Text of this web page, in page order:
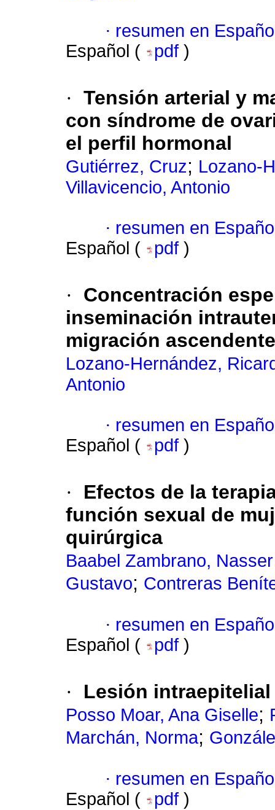
· resumen en
Español (
pdf )
· Tensión arterial y
con síndrome de
el perfil hormonal
Gutiérrez, Cruz; Lozano-
Villavicencio, Antonio
· resumen en
Español (
pdf )
·
Concentración
inseminación
migración ascendente
Lozano-Hernández,
Antonio
· resumen en
Español (
pdf )
·
Efectos de la
función sexual de
quirúrgica
Baabel Zambrano, Nasser
Gustavo; Contreras
· resumen en
Español (
pdf )
· Lesión
Posso Moar, Ana Giselle;
Marchán, Norma;
· resumen en
Español (
pdf )